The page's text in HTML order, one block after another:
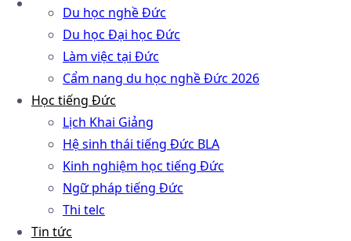
Du học nghề Đức
Du học Đại học Đức
Làm việc tại Đức
Cẩm nang du học nghề Đức 2026
Học tiếng Đức
Lịch Khai Giảng
Hệ sinh thái tiếng Đức BLA
Kinh nghiệm học tiếng Đức
Ngữ pháp tiếng Đức
Thi telc
Tin tức